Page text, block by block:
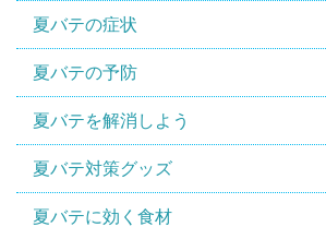
夏バテの症状
夏バテの予防
夏バテを解消しよう
夏バテ対策グッズ
夏バテに効く食材